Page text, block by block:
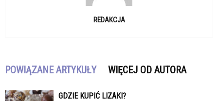
REDAKCJA
POWIĄZANE ARTYKUŁY WIĘCEJ OD AUTORA
GDZIE KUPIĆ LIZAKI?